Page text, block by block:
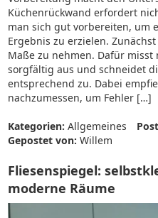
Küchenrückwand erfordert
man sich gut vorbereiten, um
Ergebnis zu erzielen.
Maße zu nehmen. Dafür misst
sorgfältig aus und schneidet
entsprechend zu. Dabei
nachzumessen, um Fehler […]
Kategorien: Allgemeines
Gepostet von: Willem
Fliesenspiegel:
moderne Räume